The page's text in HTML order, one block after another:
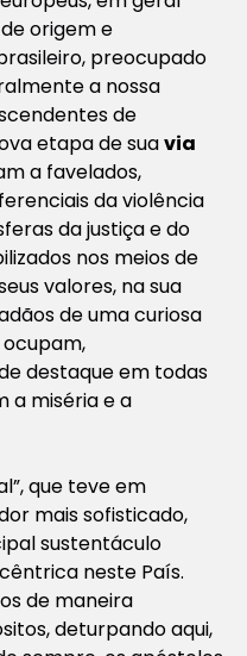
origem e
preocupado
a nossa
de
etapa de suavia
a favelados,
da violência
da justiça e do
nos meios de
valores, na sua
de uma curiosa
destaque em todas
a miséria e a
que teve em
mais sofisticado,
sustentáculo
neste País.
de maneira
deturpando aqui,